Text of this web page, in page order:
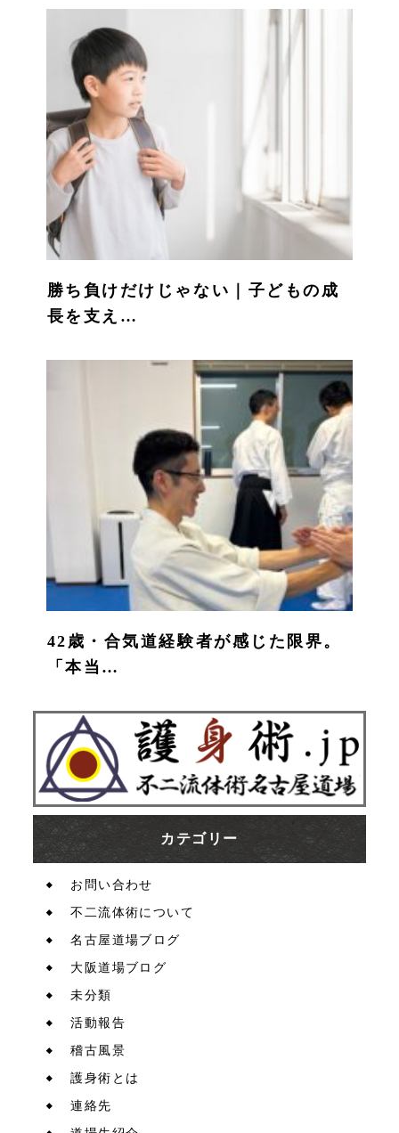
勝ち負けだけじゃない｜子どもの成
長を支え…
42歳・合気道経験者が感じた限界。
「本当…
カテゴリー
お問い合わせ
不二流体術について
名古屋道場ブログ
大阪道場ブログ
未分類
活動報告
稽古風景
護身術とは
連絡先